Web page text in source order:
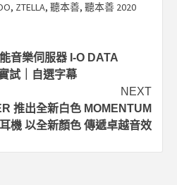
, ZTELLA, 聽本善, 聽本善 2020
音樂伺服器 I-O DATA
試｜自選字幕
NEXT
推出全新白色 MOMENTUM
機 以全新顏色 傳遞卓越音效